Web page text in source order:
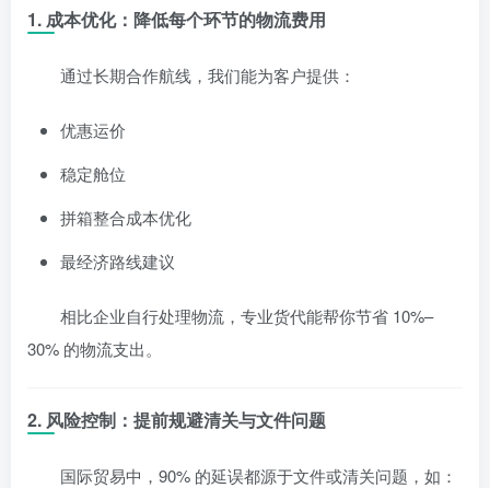
1. 成本优化：降低每个环节的物流费用
通过长期合作航线，我们能为客户提供：
优惠运价
稳定舱位
拼箱整合成本优化
最经济路线建议
相比企业自行处理物流，专业货代能帮你节省 10%–
30% 的物流支出。
2. 风险控制：提前规避清关与文件问题
国际贸易中，90% 的延误都源于文件或清关问题，如：